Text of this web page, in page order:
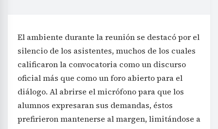
El ambiente durante la reunión se destacó por el
silencio de los asistentes, muchos de los cuales
calificaron la convocatoria como un discurso
oficial más que como un foro abierto para el
diálogo. Al abrirse el micrófono para que los
alumnos expresaran sus demandas, éstos
prefirieron mantenerse al margen, limitándose a